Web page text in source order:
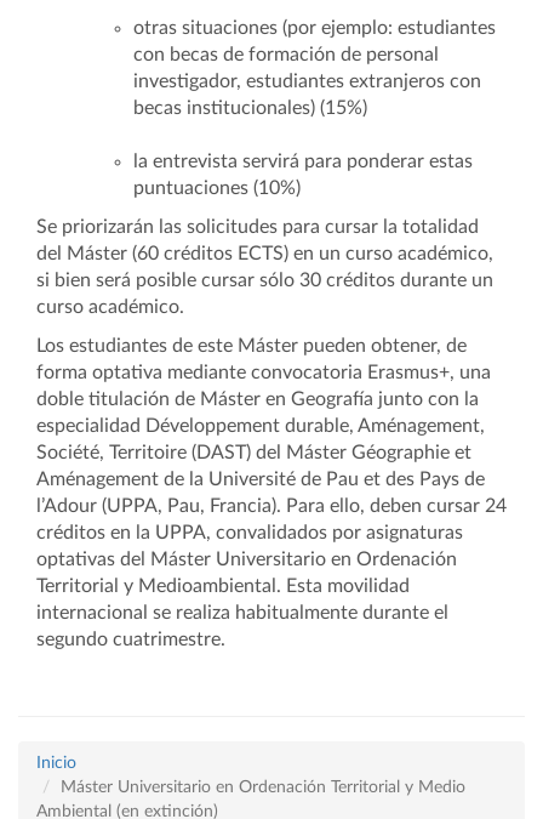
otras situaciones (por ejemplo: estudiantes
con becas de formación de personal
investigador, estudiantes extranjeros con
becas institucionales) (15%)
la entrevista servirá para ponderar estas
puntuaciones (10%)
Se priorizarán las solicitudes para cursar la totalidad
del Máster (60 créditos ECTS) en un curso académico,
si bien será posible cursar sólo 30 créditos durante un
curso académico.
Los estudiantes de este Máster pueden obtener, de
forma optativa mediante convocatoria Erasmus+, una
doble titulación de Máster en Geografía junto con la
especialidad Développement durable, Aménagement,
Société, Territoire (DAST) del Máster Géographie et
Aménagement de la Université de Pau et des Pays de
l’Adour (UPPA, Pau, Francia). Para ello, deben cursar 24
créditos en la UPPA, convalidados por asignaturas
optativas del Máster Universitario en Ordenación
Territorial y Medioambiental. Esta movilidad
internacional se realiza habitualmente durante el
segundo cuatrimestre.
Inicio
Máster Universitario en Ordenación Territorial y Medio
Ambiental (en extinción)